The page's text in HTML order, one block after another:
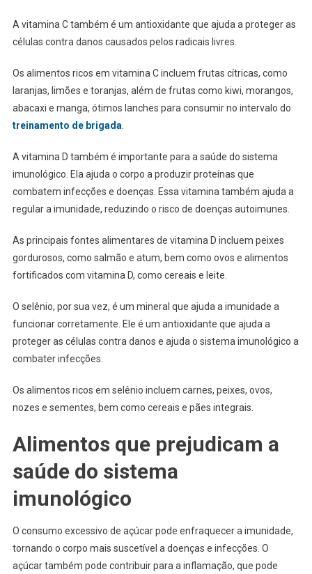
A vitamina C também é um antioxidante que ajuda a proteger as
células contra danos causados pelos radicais livres.
Os alimentos ricos em vitamina C incluem frutas cítricas, como
laranjas, limões e toranjas, além de frutas como kiwi, morangos,
abacaxi e manga, ótimos lanches para consumir no intervalo do
treinamento de brigada
A vitamina D também é importante para a saúde do sistema
imunológico. Ela ajuda o corpo a produzir proteínas que
combatem infecções e doenças. Essa vitamina também ajuda a
regular a imunidade, reduzindo o risco de doenças autoimunes.
As principais fontes alimentares de vitamina D incluem peixes
gordurosos, como salmão e atum, bem como ovos e alimentos
fortificados com vitamina D, como cereais e leite.
O selênio, por sua vez, é um mineral que ajuda a imunidade a
funcionar corretamente. Ele é um antioxidante que ajuda a
proteger as células contra danos e ajuda o sistema imunológico a
combater infecções.
Os alimentos ricos em selênio incluem carnes, peixes, ovos,
nozes e sementes, bem como cereais e pães integrais.
Alimentos que prejudicam a
saúde do sistema
imunológico
O consumo excessivo de açúcar pode enfraquecer a imunidade,
tornando o corpo mais suscetível a doenças e infecções. O
açúcar também pode contribuir para a inflamação, que pode